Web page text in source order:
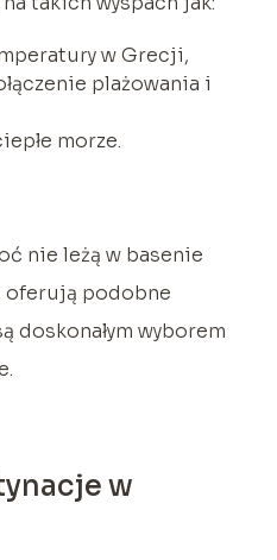
w Grecji,
plażowania i
morze.
nie leżą w basenie
oferują podobne
doskonałym wyborem
w